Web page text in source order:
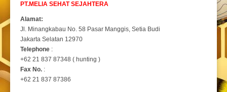
PT.MELIA SEHAT SEJAHTERA
Alamat:
Jl. Minangkabau No. 58 Pasar Manggis, Setia Budi
Jakarta Selatan 12970
Telephone :
+62 21 837 87348 ( hunting )
Fax No. :
+62 21 837 87386